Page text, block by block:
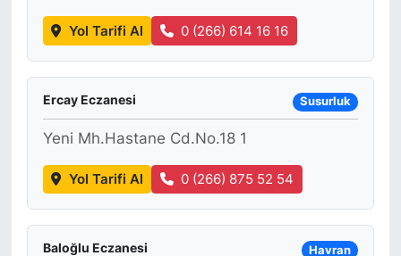
Yol Tarifi Al 0 (266) 614 16 16
Ercay Eczanesi Susurluk
Yeni Mh.Hastane Cd.No.18 1
Yol Tarifi Al 0 (266) 875 52 54
Baloğlu Eczanesi Havran